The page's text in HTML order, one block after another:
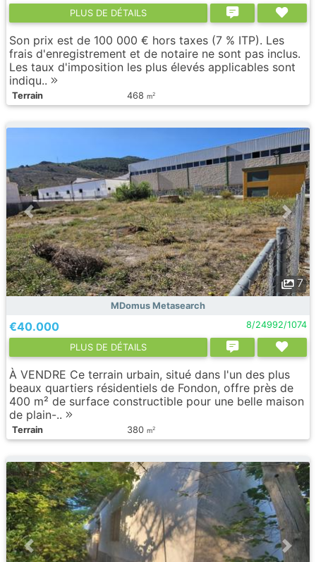
PLUS DE DÉTAILS
Son prix est de 100 000 € hors taxes (7 % ITP). Les
frais d'enregistrement et de notaire ne sont pas inclus.
Les taux d'imposition les plus élevés applicables sont
indiqu..
Terrain 468 m2
7
MDomus Metasearch
€40.000 8/24992/1074
PLUS DE DÉTAILS
À VENDRE Ce terrain urbain, situé dans l'un des plus
beaux quartiers résidentiels de Fondon, offre près de
400 m² de surface constructible pour une belle maison
de plain-..
Terrain 380 m2